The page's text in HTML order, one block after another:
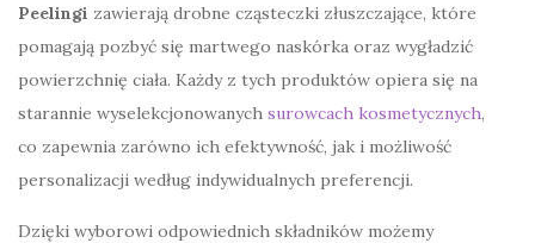
Peelingi zawierają drobne cząsteczki złuszczające, które
pomagają pozbyć się martwego naskórka oraz wygładzić
powierzchnię ciała. Każdy z tych produktów opiera się na
starannie wyselekcjonowanych surowcach kosmetycznych,
co zapewnia zarówno ich efektywność, jak i możliwość
personalizacji według indywidualnych preferencji.
Dzięki wyborowi odpowiednich składników możemy